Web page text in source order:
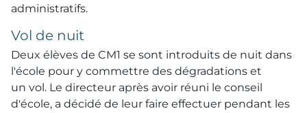
administratifs.
Vol de nuit
Deux élèves de CM1 se sont introduits de nuit dans
l'école pour y commettre des dégradations et
un vol. Le directeur après avoir réuni le conseil
d'école, a décidé de leur faire effectuer pendant les